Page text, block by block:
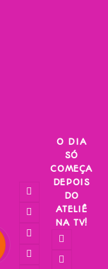
O DIA
SÓ
COMEÇA
DEPOIS
DO
ATELIÊ
NA TV!